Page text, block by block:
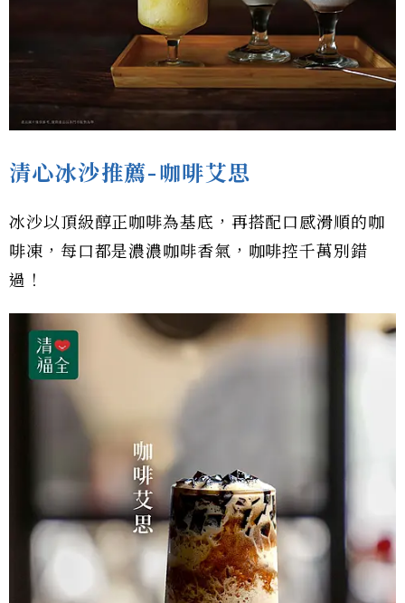
清心冰沙推薦-咖啡艾思
冰沙以頂級醇正咖啡為基底，再搭配口感滑順的咖
啡凍，每口都是濃濃咖啡香氣，咖啡控千萬別錯
過！